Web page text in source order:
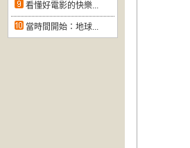
看懂好電影的快樂...
當時間開始：地球...